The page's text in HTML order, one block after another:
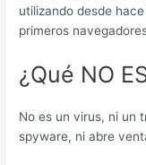
utilizando desde
primeros
¿Qué NO
No es un virus, ni un
spyware, ni abre